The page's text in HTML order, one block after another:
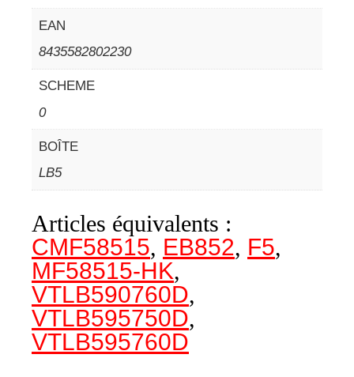
EAN
8435582802230
SCHEME
0
BOÎTE
LB5
Articles équivalents :
CMF58515, EB852, F5,
MF58515-HK,
VTLB590760D,
VTLB595750D,
VTLB595760D